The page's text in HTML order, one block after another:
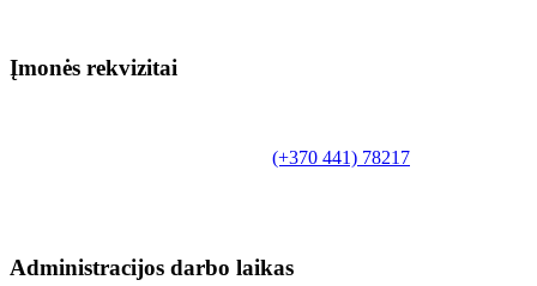
Įmonės rekvizitai
(+370 441) 78217
Administracijos darbo laikas